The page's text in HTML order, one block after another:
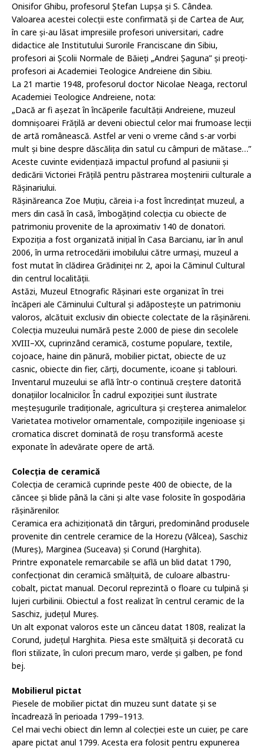
Onisifor Ghibu, profesorul Ștefan Lupșa și S. Cândea.
Valoarea acestei colecții este confirmată și de Cartea de Aur,
în care și-au lăsat impresiile profesori universitari, cadre
didactice ale Institutului Surorile Franciscane din Sibiu,
profesori ai Școlii Normale de Băieți „Andrei Șaguna” și preoți-
profesori ai Academiei Teologice Andreiene din Sibiu.
La 21 martie 1948, profesorul doctor Nicolae Neaga, rectorul
Academiei Teologice Andreiene, nota:
„Dacă ar fi așezat în încăperile facultății Andreiene, muzeul
domnișoarei Frățilă ar deveni obiectul celor mai frumoase lecții
de artă românească. Astfel ar veni o vreme când s-ar vorbi
mult și bine despre dăscălița din satul cu câmpuri de mătase…”
Aceste cuvinte evidențiază impactul profund al pasiunii și
dedicării Victoriei Frățilă pentru păstrarea moștenirii culturale a
Rășinariului.
Rășinăreanca Zoe Muțiu, căreia i-a fost încredințat muzeul, a
mers din casă în casă, îmbogățind colecția cu obiecte de
patrimoniu provenite de la aproximativ 140 de donatori.
Expoziția a fost organizată inițial în Casa Barcianu, iar în anul
2006, în urma retrocedării imobilului către urmași, muzeul a
fost mutat în clădirea Grădiniței nr. 2, apoi la Căminul Cultural
din centrul localității.
Astăzi, Muzeul Etnografic Rășinari este organizat în trei
încăperi ale Căminului Cultural și adăpostește un patrimoniu
valoros, alcătuit exclusiv din obiecte colectate de la rășinăreni.
Colecția muzeului numără peste 2.000 de piese din secolele
XVIII–XX, cuprinzând ceramică, costume populare, textile,
cojoace, haine din pănură, mobilier pictat, obiecte de uz
casnic, obiecte din fier, cărți, documente, icoane și tablouri.
Inventarul muzeului se află într-o continuă creștere datorită
donațiilor localnicilor. În cadrul expoziției sunt ilustrate
meșteșugurile tradiționale, agricultura și creșterea animalelor.
Varietatea motivelor ornamentale, compozițiile ingenioase și
cromatica discret dominată de roșu transformă aceste
exponate în adevărate opere de artă.
Colecția de ceramică
Colecția de ceramică cuprinde peste 400 de obiecte, de la
căncee și blide până la căni și alte vase folosite în gospodăria
rășinărenilor.
Ceramica era achiziționată din târguri, predominând produsele
provenite din centrele ceramice de la Horezu (Vâlcea), Saschiz
(Mureș), Marginea (Suceava) și Corund (Harghita).
Printre exponatele remarcabile se află un blid datat 1790,
confecționat din ceramică smălțuită, de culoare albastru-
cobalt, pictat manual. Decorul reprezintă o floare cu tulpină și
lujeri curbilinii. Obiectul a fost realizat în centrul ceramic de la
Saschiz, județul Mureș.
Un alt exponat valoros este un cănceu datat 1808, realizat la
Corund, județul Harghita. Piesa este smălțuită și decorată cu
flori stilizate, în culori precum maro, verde și galben, pe fond
bej.
Mobilierul pictat
Piesele de mobilier pictat din muzeu sunt datate și se
încadrează în perioada 1799–1913.
Cel mai vechi obiect din lemn al colecției este un cuier, pe care
apare pictat anul 1799. Acesta era folosit pentru expunerea